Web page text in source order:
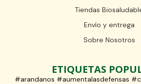
Tiendas
Envío y entrega
Sobre Nosotros
ETIQUETAS
#arandanos #aumentalasdefensas